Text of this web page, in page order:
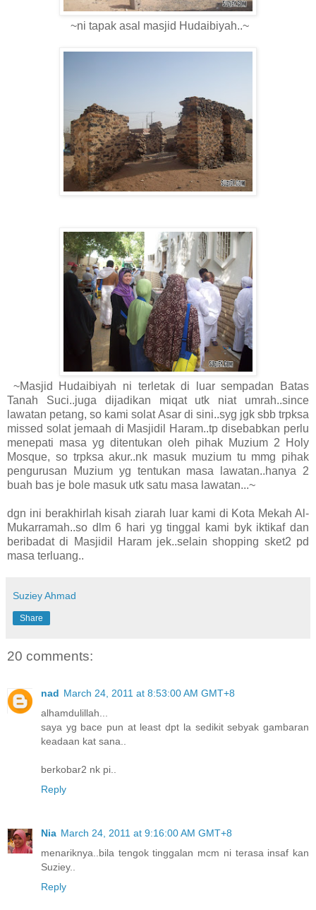
~ni tapak asal masjid Hudaibiyah..~
~Masjid Hudaibiyah ni terletak di luar sempadan Batas
Tanah Suci..juga dijadikan miqat utk niat umrah..since
lawatan petang, so kami solat Asar di sini..syg jgk sbb trpksa
missed solat jemaah di Masjidil Haram..tp disebabkan perlu
menepati masa yg ditentukan oleh pihak Muzium 2 Holy
Mosque, so trpksa akur..nk masuk muzium tu mmg pihak
pengurusan Muzium yg tentukan masa lawatan..hanya 2
buah bas je bole masuk utk satu masa lawatan...~
dgn ini berakhirlah kisah ziarah luar kami di Kota Mekah Al-
Mukarramah..so dlm 6 hari yg tinggal kami byk iktikaf dan
beribadat di Masjidil Haram jek..selain shopping sket2 pd
masa terluang..
Suziey Ahmad
Share
20 comments:
nad March 24, 2011 at 8:53:00 AM GMT+8
alhamdulillah...
saya yg bace pun at least dpt la sedikit sebyak gambaran
keadaan kat sana..
berkobar2 nk pi..
Reply
Nia March 24, 2011 at 9:16:00 AM GMT+8
menariknya..bila tengok tinggalan mcm ni terasa insaf kan
Suziey..
Reply